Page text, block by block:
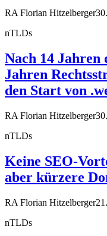
RA Florian Hitzelberger
nTLDs
Nach 14 Jahren
Jahren
den Start von
RA Florian Hitzelberger
nTLDs
Keine SEO-
aber kürzere
RA Florian Hitzelberger
nTLDs